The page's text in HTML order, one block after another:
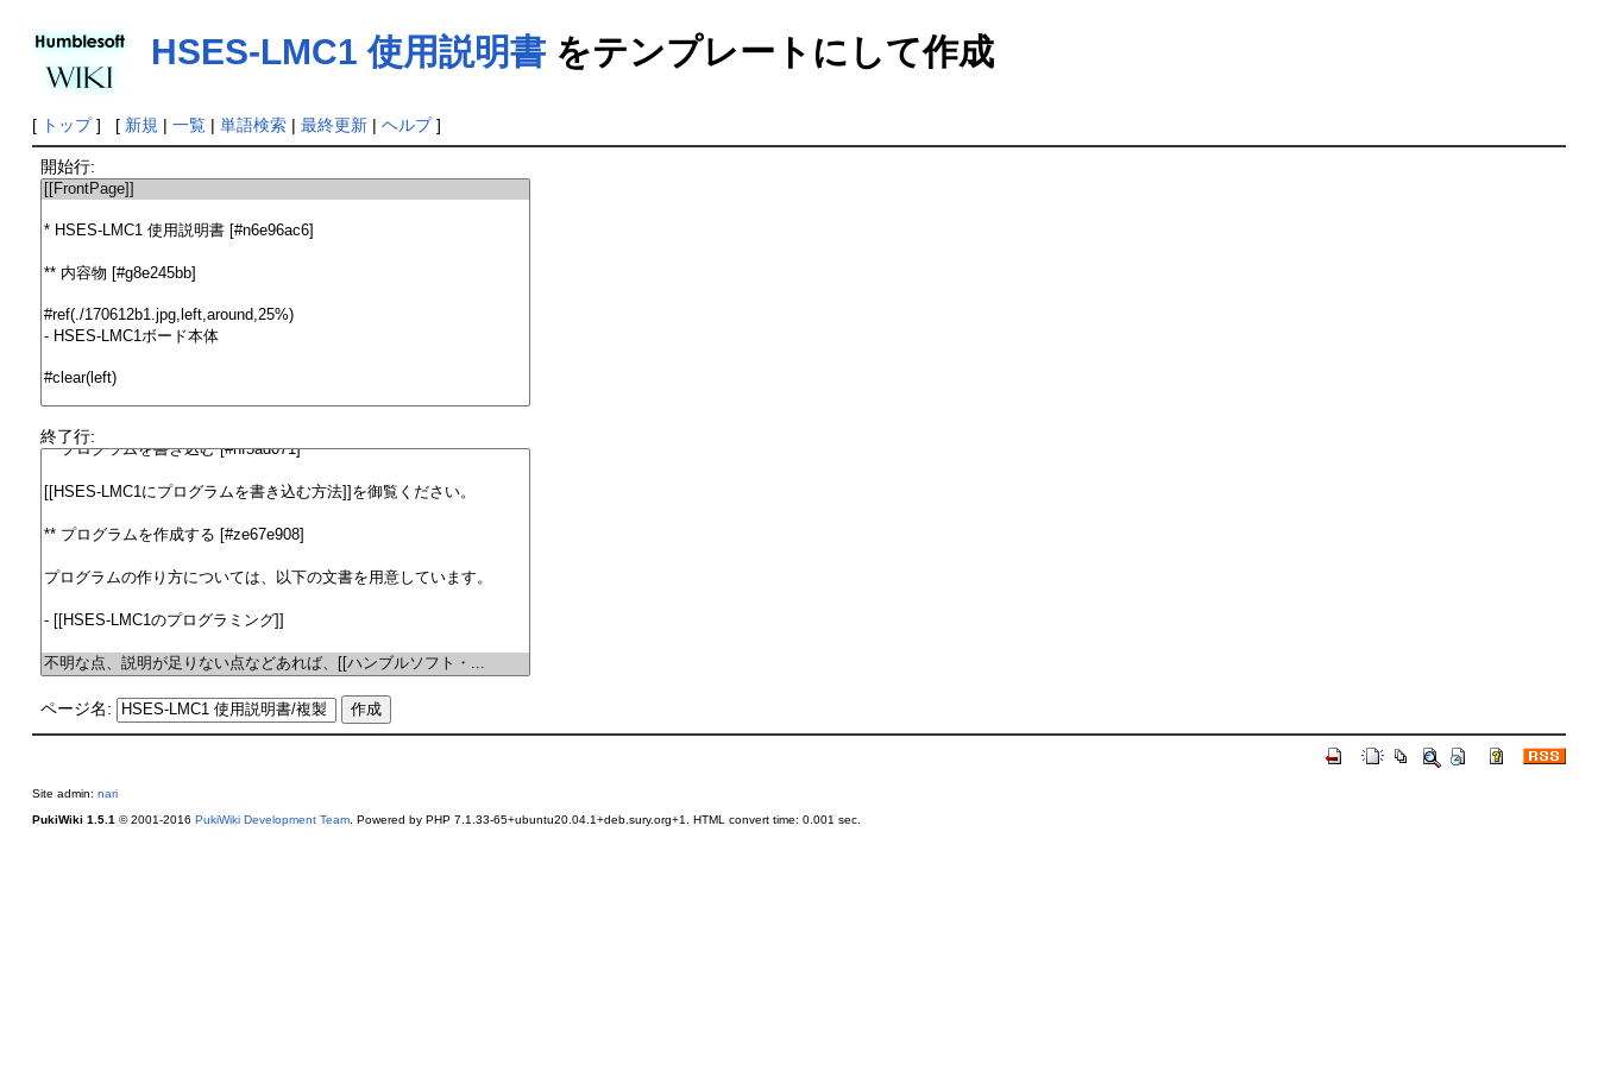
HSES-LMC1 使用説明書をテンプレートにして作成
[ トップ] [ 新規 | 一覧| 単語検索| 最終更新| ヘルプ]
開始行:
終了行:
ページ名:
Site admin: nari
PukiWiki 1.5.1 © 2001-2016 PukiWiki Development Team. Powered by PHP 7.1.33-65+ubuntu20.04.1+deb.sury.org+1. HTML convert time: 0.001 sec.